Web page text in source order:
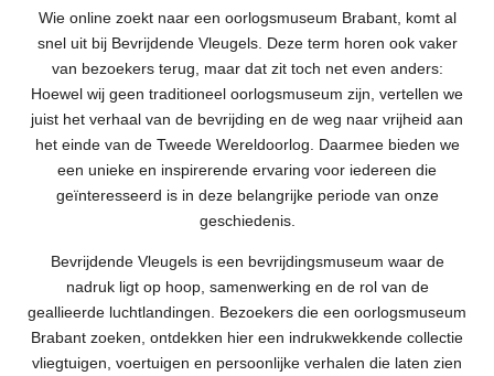
Wie online zoekt naar een oorlogsmuseum Brabant, komt al
snel uit bij Bevrijdende Vleugels. Deze term horen ook vaker
van bezoekers terug, maar dat zit toch net even anders:
Hoewel wij geen traditioneel oorlogsmuseum zijn, vertellen we
juist het verhaal van de bevrijding en de weg naar vrijheid aan
het einde van de Tweede Wereldoorlog. Daarmee bieden we
een unieke en inspirerende ervaring voor iedereen die
geïnteresseerd is in deze belangrijke periode van onze
geschiedenis.
Bevrijdende Vleugels is een bevrijdingsmuseum waar de
nadruk ligt op hoop, samenwerking en de rol van de
geallieerde luchtlandingen. Bezoekers die een oorlogsmuseum
Brabant zoeken, ontdekken hier een indrukwekkende collectie
vliegtuigen, voertuigen en persoonlijke verhalen die laten zien